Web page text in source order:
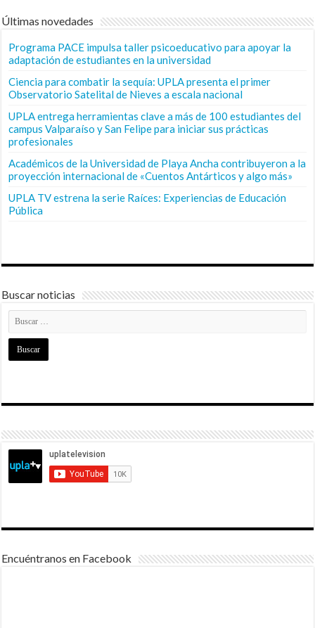
Últimas novedades
Programa PACE impulsa taller psicoeducativo para apoyar la
adaptación de estudiantes en la universidad
Ciencia para combatir la sequía: UPLA presenta el primer
Observatorio Satelital de Nieves a escala nacional
UPLA entrega herramientas clave a más de 100 estudiantes del
campus Valparaíso y San Felipe para iniciar sus prácticas
profesionales
Académicos de la Universidad de Playa Ancha contribuyeron a la
proyección internacional de «Cuentos Antárticos y algo más»
UPLA TV estrena la serie Raíces: Experiencias de Educación
Pública
Buscar noticias
Encuéntranos en Facebook